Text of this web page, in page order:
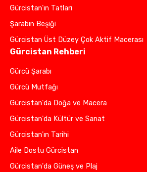
Gürcistan'ın Tatları
Şarabın Beşiği
Gürcistan Üst Düzey Çok Aktif Macerası
Gürcistan Rehberi
Gürcü Şarabı
Gürcü Mutfağı
Gürcistan'da Doğa ve Macera
Gürcistan'da Kültür ve Sanat
Gürcistan'ın Tarihi
Aile Dostu Gürcistan
Gürcistan'da Güneş ve Plaj